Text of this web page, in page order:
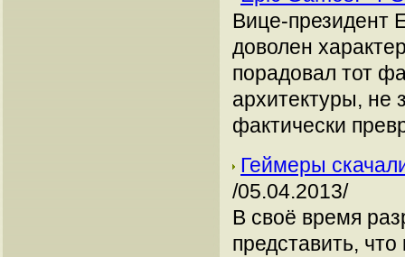
Вице-президент
доволен
порадовал тот
архитектуры, не
фактически
Геймеры
/05.04.2013/
В своё время
представить,